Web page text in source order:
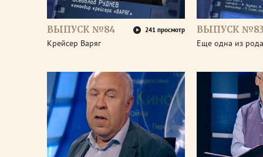
ВЫПУСК №84 241 просмотр
Крейсер Варяг
ВЫПУСК
Еще одна из